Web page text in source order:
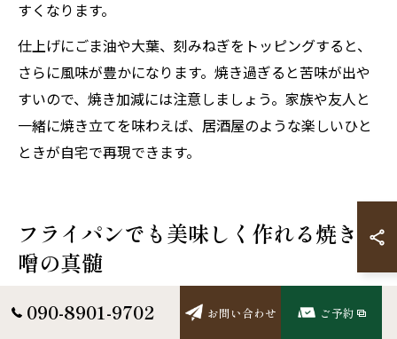
すくなります。
仕上げにごま油や大葉、刻みねぎをトッピングすると、
さらに風味が豊かになります。焼き過ぎると苦味が出や
すいので、焼き加減には注意しましょう。家族や友人と
一緒に焼き立てを味わえば、居酒屋のような楽しいひと
ときが自宅で再現できます。
フライパンでも美味しく作れる焼き味
噌の真髄
居酒屋焼き味噌をフライパンで簡単調理
090-8901-9702 お問い合わせ ご予約